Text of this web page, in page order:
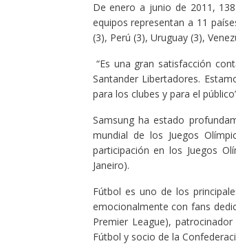
De enero a junio de 2011,
equipos representan a 11
(3), Perú (3), Uruguay (3),
“Es una gran satisfacción
Santander Libertadores.
para los clubes y para el
Samsung ha estado
mundial de los Juegos
participación en los Juegos
Janeiro).
Fútbol es uno de los
emocionalmente con fans
Premier League),
Fútbol y socio de la